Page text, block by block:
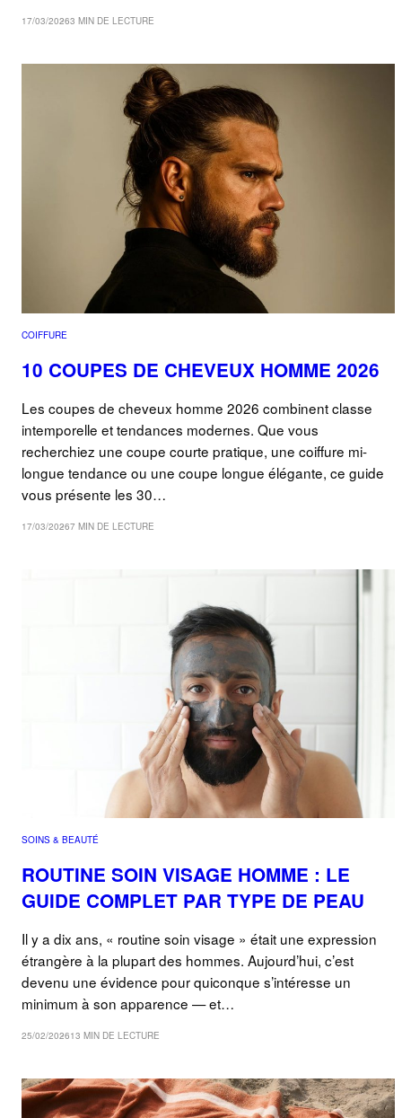
17/03/20263 MIN DE LECTURE
COIFFURE
10 COUPES DE CHEVEUX HOMME 2026
Les coupes de cheveux homme 2026 combinent classe
intemporelle et tendances modernes. Que vous
recherchiez une coupe courte pratique, une coiffure mi-
longue tendance ou une coupe longue élégante, ce guide
vous présente les 30…
17/03/20267 MIN DE LECTURE
SOINS & BEAUTÉ
ROUTINE SOIN VISAGE HOMME : LE
GUIDE COMPLET PAR TYPE DE PEAU
Il y a dix ans, « routine soin visage » était une expression
étrangère à la plupart des hommes. Aujourd’hui, c’est
devenu une évidence pour quiconque s’intéresse un
minimum à son apparence — et…
25/02/202613 MIN DE LECTURE